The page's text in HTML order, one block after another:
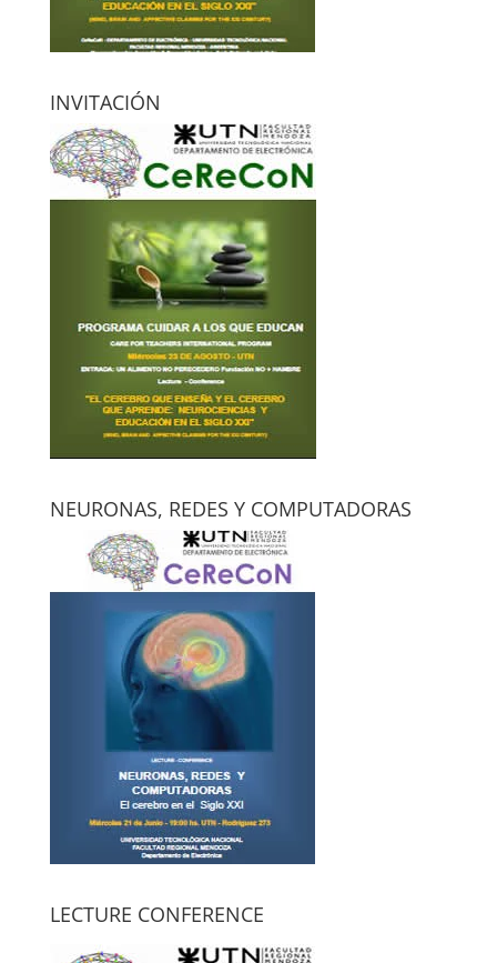
INVITACIÓN
NEURONAS, REDES Y COMPUTADORAS
LECTURE CONFERENCE